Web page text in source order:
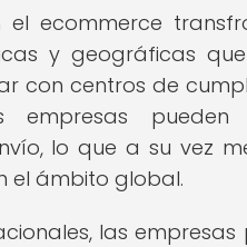
ecommerce
y geográficas que
con centros de
empresas pueden
lo que a su vez
el ámbito global.
las empresas